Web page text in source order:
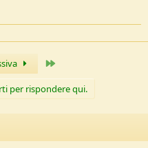
per rispondere qui.